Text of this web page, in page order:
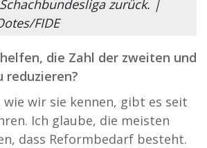
zurück. |
FIDE
die Zahl der zweiten und
reduzieren?
wie wir sie kennen, gibt es seit
Ich glaube, die meisten
dass Reformbedarf besteht.